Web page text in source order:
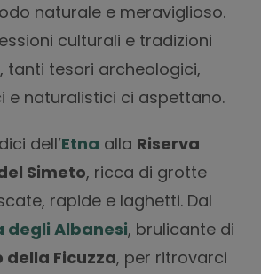
naturale e meraviglioso.
culturali e tradizioni
tanti tesori archeologici,
e naturalistici ci aspettano.
dell’Etna alla Riserva
Simeto, ricca di grotte
rapide e laghetti. Dal
degli Albanesi, brulicante di
della Ficuzza, per ritrovarci